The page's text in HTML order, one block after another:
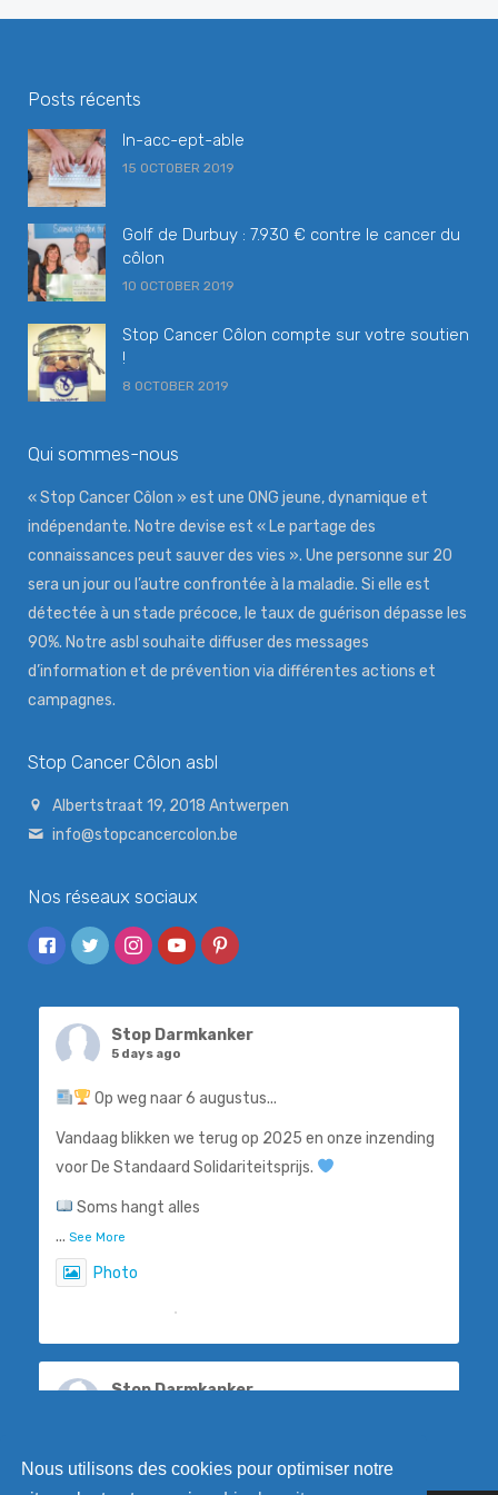
Nous utilisons des cookies pour optimiser notre
"Wees niet bang.
Photo
View on Facebook
Posts récents
In-acc-ept-able
15 OCTOBER 2019
Golf de Durbuy : 7.930 € contre le cancer du
côlon
10 OCTOBER 2019
Stop Cancer Côlon compte sur votre soutien
!
8 OCTOBER 2019
Qui sommes-nous
« Stop Cancer Côlon » est une ONG jeune, dynamique et
indépendante. Notre devise est « Le partage des
connaissances peut sauver des vies ». Une personne sur 20
sera un jour ou l’autre confrontée à la maladie. Si elle est
détectée à un stade précoce, le taux de guérison dépasse les
90%. Notre asbl souhaite diffuser des messages
d’information et de prévention via différentes actions et
campagnes.
Stop Cancer Côlon asbl
Albertstraat 19, 2018 Antwerpen
info@stopcancercolon.be
Nos réseaux sociaux
Stop Darmkanker
5 days ago
Op weg naar 6 augustus...
Vandaag blikken we terug op 2025 en onze inzending
voor De Standaard Solidariteitsprijs.
Soms hangt alles
... See More
Photo
·
Stop Darmkanker
geen ander hoe belangrijk vroegtijdige opsporing is.